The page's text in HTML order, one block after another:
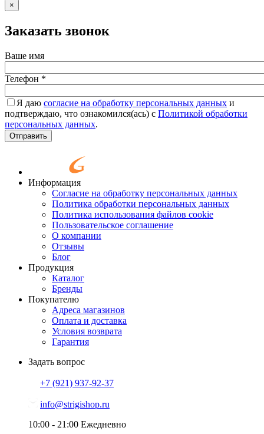
×
Заказать звонок
Ваше имя
Телефон *
Я даю согласие на обработку персональных данных и
подтверждаю, что ознакомился(ась) с Политикой обработки
персональных данных.
Согласие*
Отправить
Информация
Согласие на обработку персональных данных
Политика обработки персональных данных
Политика использования файлов cookie
Пользовательское соглашение
О компании
Отзывы
Блог
Продукция
Каталог
Бренды
Покупателю
Адреса магазинов
Оплата и доставка
Условия возврата
Гарантия
Задать вопрос
+7 (921) 937-92-37
info@strigishop.ru
10:00 - 21:00 Ежедневно